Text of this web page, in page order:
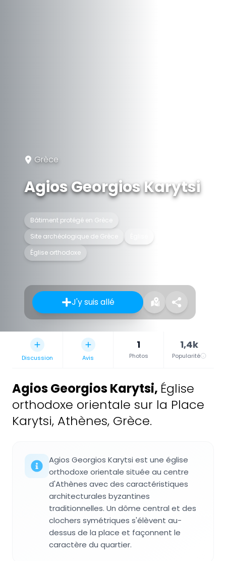
Grèce
Agios Georgios Karytsi
Bâtiment protégé en Grèce
Site archéologique de Grèce
Église orthodoxe
J'y suis allé
Discussion Avis
1
Photos
1,4k
Popularité
Agios Georgios Karytsi, Église
orthodoxe orientale sur la Place
Karytsi, Athènes, Grèce.
Agios Georgios Karytsi est une église
orthodoxe orientale située au centre
d'Athènes avec des caractéristiques
architecturales byzantines
traditionnelles. Un dôme central et des
clochers symétriques s'élèvent au-
dessus de la place et façonnent le
caractère du quartier.